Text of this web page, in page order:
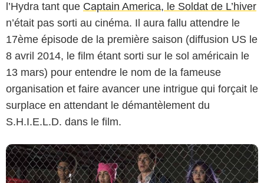
l’Hydra tant que Captain America, le Soldat de L’hiver
n’était pas sorti au cinéma. Il aura fallu attendre le
17ème épisode de la première saison (diffusion US le
8 avril 2014, le film étant sorti sur le sol américain le
13 mars) pour entendre le nom de la fameuse
organisation et faire avancer une intrigue qui forçait le
surplace en attendant le démantèlement du
S.H.I.E.L.D. dans le film.